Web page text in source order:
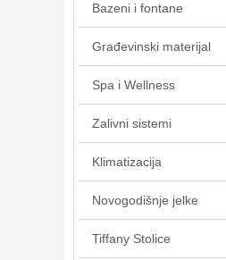
Bazeni i fontane
Građevinski materijal
Spa i Wellness
Zalivni sistemi
Klimatizacija
Novogodišnje jelke
Tiffany Stolice